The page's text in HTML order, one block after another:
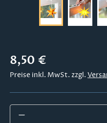
Regulärer Preis:
8,50 €
Preise inkl. MwSt. zzgl.
Produkt Anzahl: